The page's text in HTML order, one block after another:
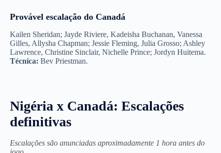
Provável escalação do Canadá
Kailen Sheridan; Jayde Riviere, Kadeisha Buchanan, Vanessa
Gilles, Allysha Chapman; Jessie Fleming, Julia Grosso; Ashley
Lawrence, Christine Sinclair, Nichelle Prince; Jordyn Huitema.
Técnica: Bev Priestman.
Nigéria x Canadá: Escalações
definitivas
Escalações são anunciadas aproximadamente 1 hora antes do